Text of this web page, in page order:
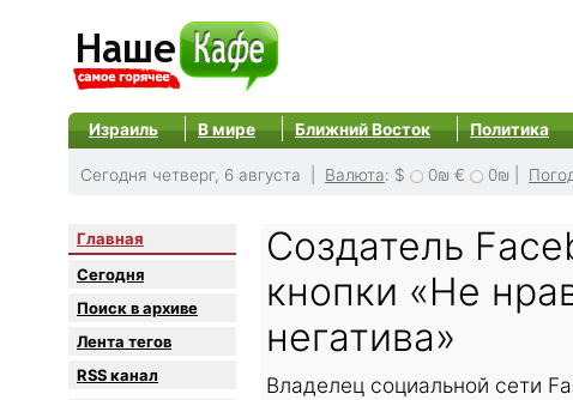
Израиль В мире Ближний Восток Политика
Сегодня четверг, 6 августа | Валюта: $ 0₪ € 0₪
Главная
Сегодня
Поиск в архиве
Лента тегов
RSS канал
Создатель
кнопки «Не
негатива»
Владелец социальной сети